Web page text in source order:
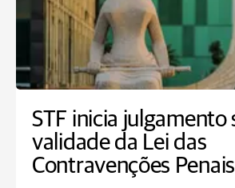
STF inicia julgamento
validade da Lei das
Contravenções Penais